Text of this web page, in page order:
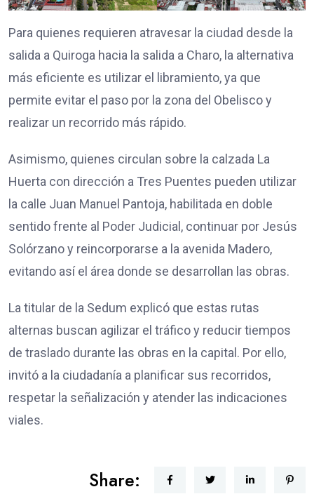
Para quienes requieren atravesar la ciudad desde la
salida a Quiroga hacia la salida a Charo, la alternativa
más eficiente es utilizar el libramiento, ya que
permite evitar el paso por la zona del Obelisco y
realizar un recorrido más rápido.
Asimismo, quienes circulan sobre la calzada La
Huerta con dirección a Tres Puentes pueden utilizar
la calle Juan Manuel Pantoja, habilitada en doble
sentido frente al Poder Judicial, continuar por Jesús
Solórzano y reincorporarse a la avenida Madero,
evitando así el área donde se desarrollan las obras.
La titular de la Sedum explicó que estas rutas
alternas buscan agilizar el tráfico y reducir tiempos
de traslado durante las obras en la capital. Por ello,
invitó a la ciudadanía a planificar sus recorridos,
respetar la señalización y atender las indicaciones
viales.
Share: